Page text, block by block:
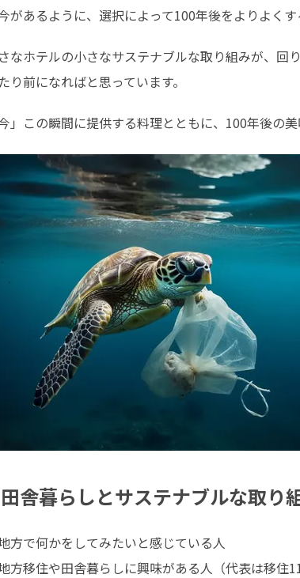
があるように、選択によって100年後をよりよくす
なホテルの小さなサステナブルな取り組みが、回
り前になればと思っています。
今」この瞬間に提供する料理とともに、100年後の
田舎暮らしとサステナブルな取り
方で何かをしてみたいと感じている人
方移住や田舎暮らしに興味がある人（代表は移住